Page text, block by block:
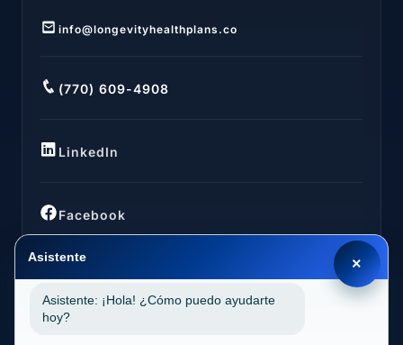
info@longevityhealthplans.co
(770) 609-4908
LinkedIn
Facebook
UBICACIONES
×
Asistente
Asistente: ¡Hola! ¿Cómo puedo ayudarte
hoy?